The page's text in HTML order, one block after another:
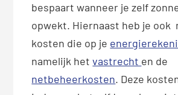
bespaart wanneer je zelf
opwekt. Hiernaast heb je ook
kosten die op je
namelijk hetvastrecht en de
netbeheerkosten. Deze